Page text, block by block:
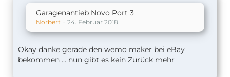
Garagenantieb Novo Port 3
Norbert 24. Februar 2018
Okay danke gerade den wemo maker bei eBay
bekommen ... nun gibt es kein Zurück mehr